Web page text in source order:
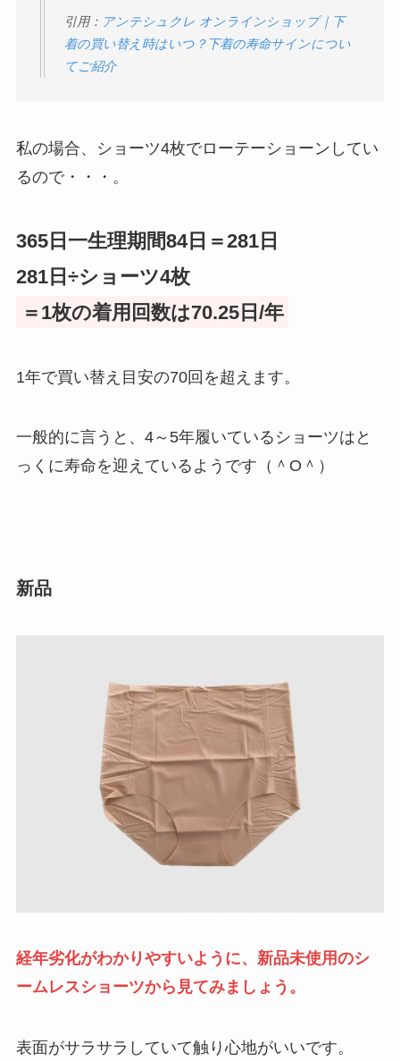
引用： アンテシュクレ オンラインショップ｜下
着の買い替え時はいつ？下着の寿命サインについ
てご紹介
私の場合、ショーツ4枚でローテーショーンしてい
るので・・・。
365日一生理期間84日＝281日
281日÷ショーツ4枚
＝1枚の着用回数は70.25日/年
1年で買い替え目安の70回を超えます。
一般的に言うと、4～5年履いているショーツはと
っくに寿命を迎えているようです（＾O＾）
新品
経年劣化がわかりやすいように、 新品未使用のシ
ームレスショーツから見てみましょう。
表面がサラサラしていて触り心地がいいです。